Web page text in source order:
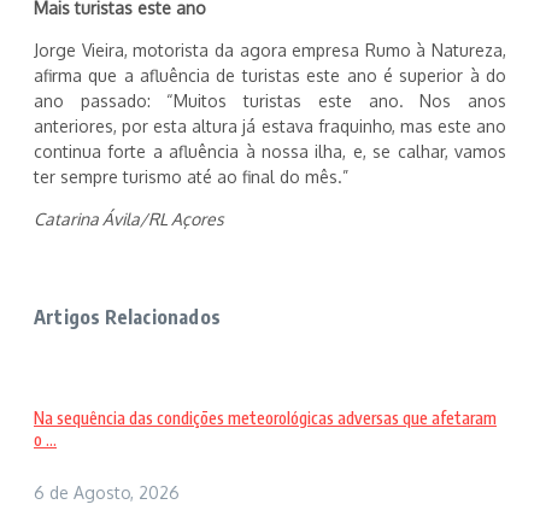
Mais turistas este ano
Jorge Vieira, motorista da agora empresa Rumo à Natureza,
afirma que a afluência de turistas este ano é superior à do
ano passado: “Muitos turistas este ano. Nos anos
anteriores, por esta altura já estava fraquinho, mas este ano
continua forte a afluência à nossa ilha, e, se calhar, vamos
ter sempre turismo até ao final do mês.”
Catarina Ávila/RL Açores
Artigos Relacionados
Na sequência das condições meteorológicas adversas que afetaram
o ...
6 de Agosto, 2026